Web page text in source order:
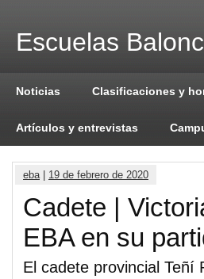
Escuelas
Noticias Clasificaciones y
Artículos y entrevistas
eba| 19 de febrero de 2020
Cadete |
EBA en su
El cadete provincial Teñí